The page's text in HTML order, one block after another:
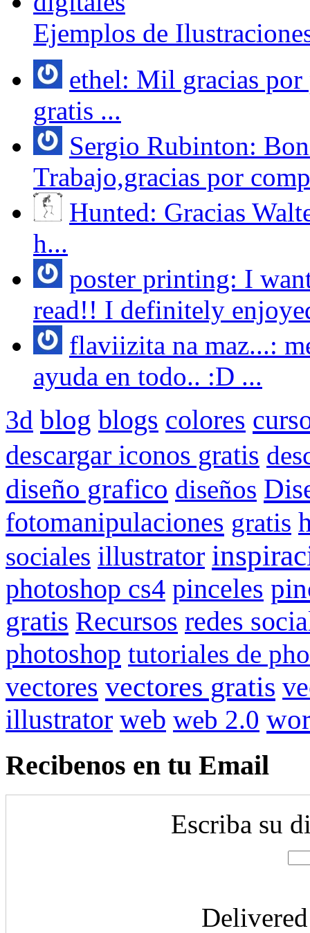
Ejemplos de
ethel: Mil gracias por
gratis ...
Sergio Rubinton:
Trabajo,gracias por
Hunted: Gracias
h...
poster printing: I
read!! I definitely
flaviizita na maz...:
ayuda en todo.. :D ...
3d blog blogs colores
descargar iconos gratis
diseño grafico diseños
fotomanipulaciones gratis
sociales illustrator
photoshop cs4 pinceles
gratis Recursos redes
photoshop tutoriales de
vectores vectores gratis
illustrator web web 2.0
Recibenos en tu Email
Escriba su